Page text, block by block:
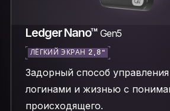
Ledger Nano™ Gen5
ЛЁГКИЙ ЭКРАН 2,8″
Задорный способ
логинами и жизнью с
происходящего.